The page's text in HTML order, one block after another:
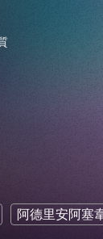
阿德里安阿塞